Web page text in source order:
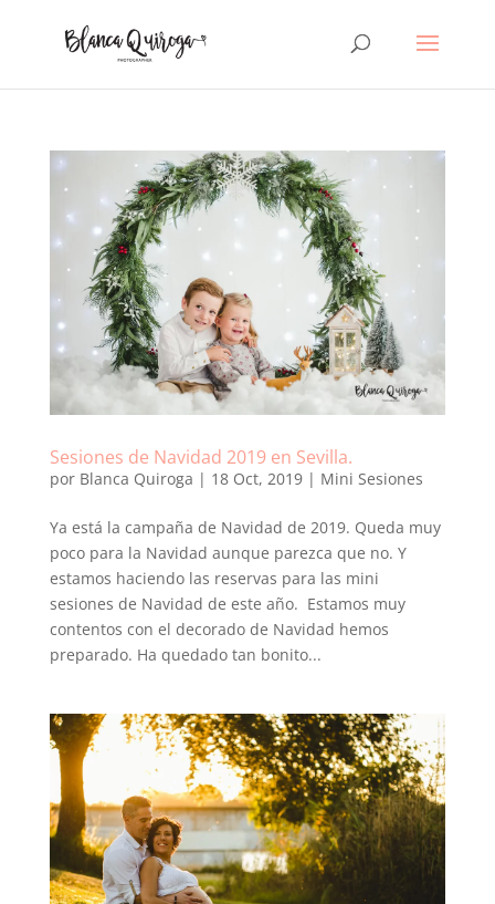
Sesiones de Navidad 2019 en Sevilla.
por Blanca Quiroga | 18 Oct, 2019| Mini Sesiones
Ya está la campaña de Navidad de 2019. Queda muy
poco para la Navidad aunque parezca que no. Y
estamos haciendo las reservas para las mini
sesiones de Navidad de este año. Estamos muy
contentos con el decorado de Navidad hemos
preparado. Ha quedado tan bonito...